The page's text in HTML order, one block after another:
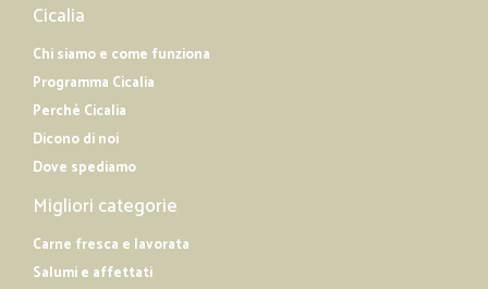
Cicalia
Chi siamo e come funziona
Programma Cicalia
Perché Cicalia
Dicono di noi
Dove spediamo
Migliori categorie
Carne fresca e lavorata
Salumi e affettati